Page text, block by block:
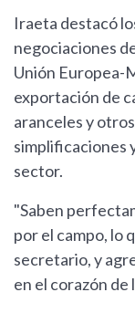
Iraeta destacó
negociaciones
Unión Europea-
exportación de
aranceles y
simplificaciones
sector.
"Saben
por el campo, lo
secretario, y
en el corazón